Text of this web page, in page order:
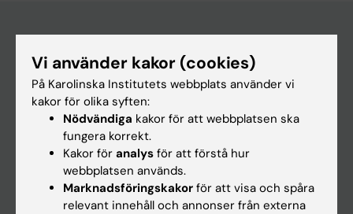
Huvudmeny
Utbildning
Forskarutbildning
Forskning
Vi använder kakor (cookies)
På Karolinska Institutets webbplats använder vi
kakor för olika syften:
Nödvändiga kakor för att webbplatsen ska
fungera korrekt.
Kakor för analys för att förstå hur
webbplatsen används.
Marknadsföringskakor för att visa och spåra
relevant innehåll och annonser från externa